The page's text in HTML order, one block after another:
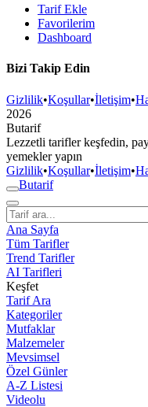
Tarif Ekle
Favorilerim
Dashboard
Bizi Takip Edin
Gizlilik•Koşullar•İletişim•
2026
Butarif
Lezzetli tarifler keşfedin,
yemekler yapın
Gizlilik•Koşullar•İletişim•
Butarif
Ana Sayfa
Tüm Tarifler
Trend Tarifler
AI Tarifleri
Keşfet
Tarif Ara
Kategoriler
Mutfaklar
Malzemeler
Mevsimsel
Özel Günler
A-Z Listesi
Videolu